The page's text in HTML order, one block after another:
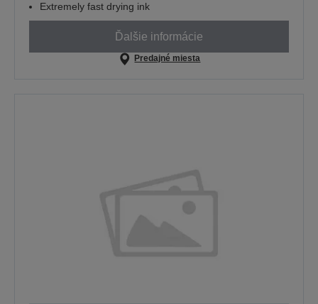
Extremely fast drying ink
Ďalšie informácie
Predajné miesta